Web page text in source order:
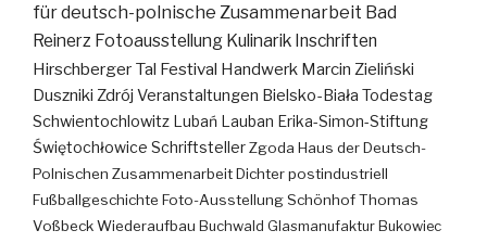
für deutsch-polnische Zusammenarbeit Bad
Reinerz Fotoausstellung Kulinarik Inschriften
Hirschberger Tal Festival Handwerk Marcin Zieliński
Duszniki Zdrój Veranstaltungen Bielsko-Biała Todestag
Schwientochlowitz Lubań Lauban Erika-Simon-Stiftung
Świętochłowice SchriftstellerZgoda Haus der Deutsch-
Polnischen ZusammenarbeitDichterpostindustriell
Fußballgeschichte Foto-AusstellungSchönhofThomas
VoßbeckWiederaufbau Buchwald Glasmanufaktur Bukowiec